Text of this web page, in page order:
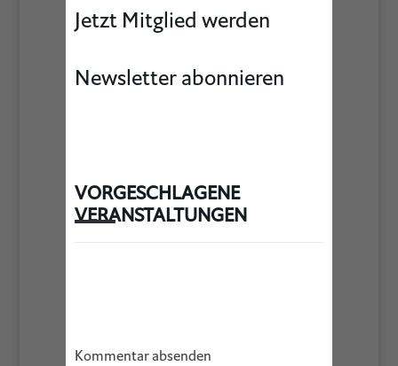
Jetzt Mitglied werden
Newsletter abonnieren
VORGESCHLAGENE
VERANSTALTUNGEN
Kommentar absenden